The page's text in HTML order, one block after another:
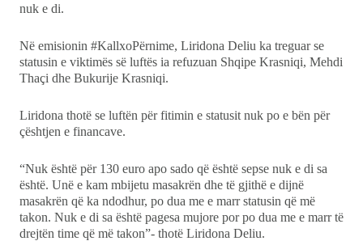
nuk e di.
Në emisionin #KallxoPërnime, Liridona Deliu ka treguar se
statusin e viktimës së luftës ia refuzuan Shqipe Krasniqi, Mehdi
Thaçi dhe Bukurije Krasniqi.
Liridona thotë se luftën për fitimin e statusit nuk po e bën për
çështjen e financave.
“Nuk është për 130 euro apo sado që është sepse nuk e di sa
është. Unë e kam mbijetu masakrën dhe të gjithë e dijnë
masakrën që ka ndodhur, po dua me e marr statusin që më
takon. Nuk e di sa është pagesa mujore por po dua me e marr të
drejtën time që më takon”- thotë Liridona Deliu.